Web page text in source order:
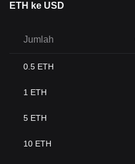
ETH ke USD
Jumlah
0.5 ETH
1 ETH
5 ETH
10 ETH